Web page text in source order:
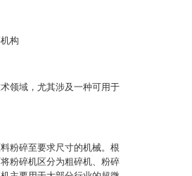
构
领域，尤其涉及一种可用于
粉碎至要求尺寸的机械。根
粉碎机区分为粗碎机、粉碎